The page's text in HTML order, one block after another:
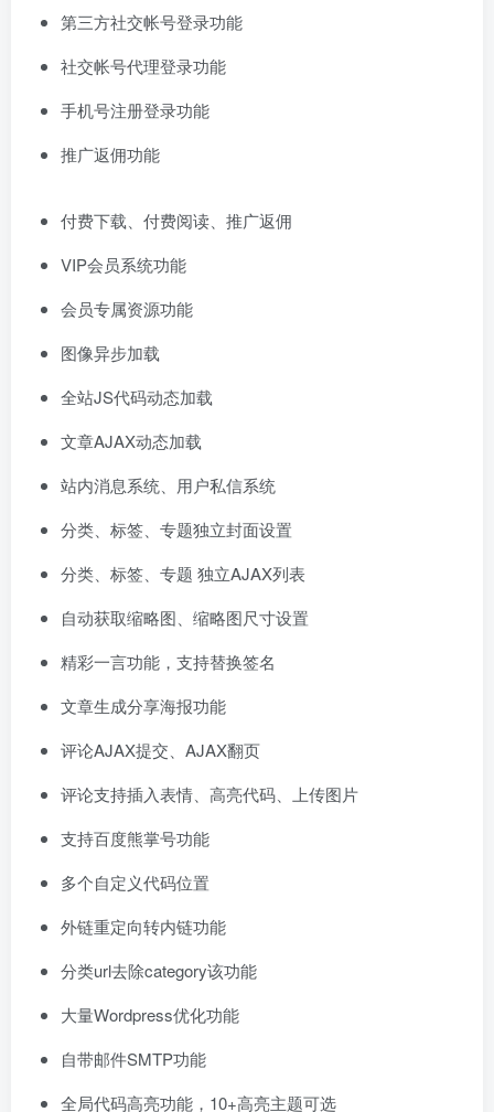
第三方社交帐号登录功能
社交帐号代理登录功能
手机号注册登录功能
推广返佣功能
付费下载、付费阅读、推广返佣
VIP会员系统功能
会员专属资源功能
图像异步加载
全站JS代码动态加载
文章AJAX动态加载
站内消息系统、用户私信系统
分类、标签、专题独立封面设置
分类、标签、专题 独立AJAX列表
自动获取缩略图、缩略图尺寸设置
精彩一言功能，支持替换签名
文章生成分享海报功能
评论AJAX提交、AJAX翻页
评论支持插入表情、高亮代码、上传图片
支持百度熊掌号功能
多个自定义代码位置
外链重定向转内链功能
分类url去除category该功能
大量Wordpress优化功能
自带邮件SMTP功能
全局代码高亮功能，10+高亮主题可选